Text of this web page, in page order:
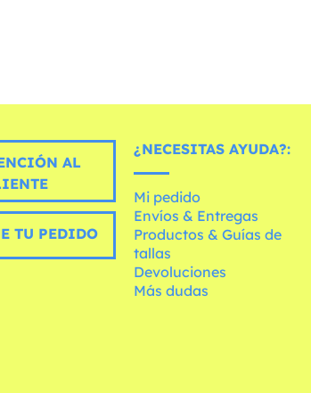
AL
TU PEDIDO
¿NECESITAS AYUDA?:
Mi pedido
Envíos & Entregas
Productos & Guías de
tallas
Devoluciones
Más dudas